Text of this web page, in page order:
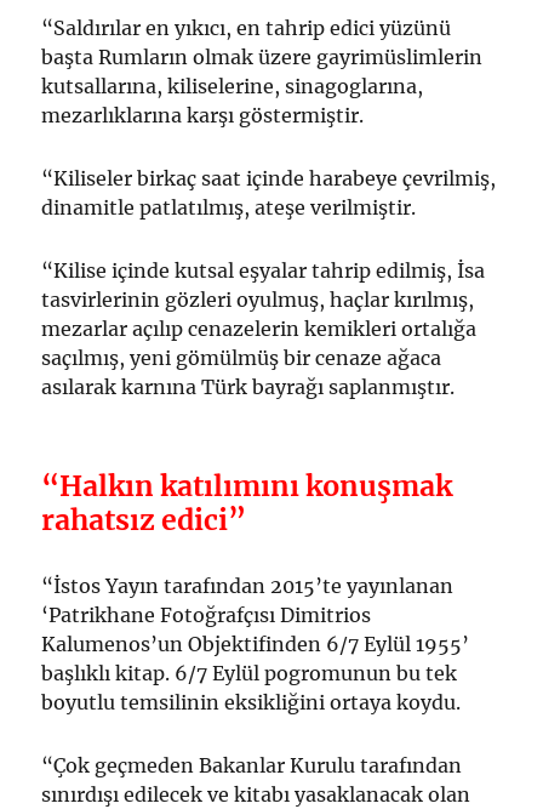
“Saldırılar en yıkıcı, en tahrip edici yüzünü
başta Rumların olmak üzere gayrimüslimlerin
kutsallarına, kiliselerine, sinagoglarına,
mezarlıklarına karşı göstermiştir.
“Kiliseler birkaç saat içinde harabeye çevrilmiş,
dinamitle patlatılmış, ateşe verilmiştir.
“Kilise içinde kutsal eşyalar tahrip edilmiş, İsa
tasvirlerinin gözleri oyulmuş, haçlar kırılmış,
mezarlar açılıp cenazelerin kemikleri ortalığa
saçılmış, yeni gömülmüş bir cenaze ağaca
asılarak karnına Türk bayrağı saplanmıştır.
“Halkın katılımını konuşmak
rahatsız edici”
“İstos Yayın tarafından 2015’te yayınlanan
‘Patrikhane Fotoğrafçısı Dimitrios
Kalumenos’un Objektifinden 6/7 Eylül 1955’
başlıklı kitap. 6/7 Eylül pogromunun bu tek
boyutlu temsilinin eksikliğini ortaya koydu.
“Çok geçmeden Bakanlar Kurulu tarafından
sınırdışı edilecek ve kitabı yasaklanacak olan